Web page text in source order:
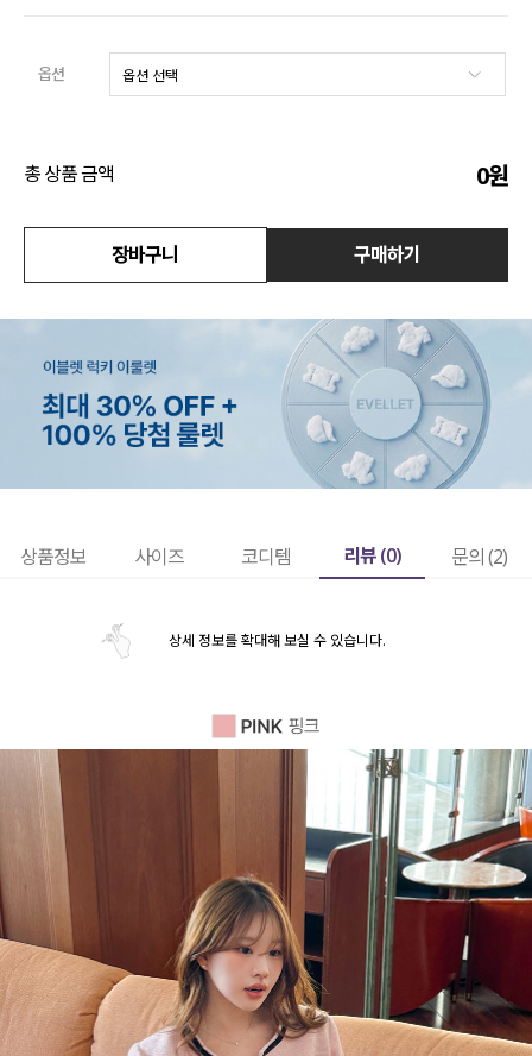
옵션
총 상품 금액 0원
장바구니 구매하기
상품정보 사이즈 코디템 리뷰 (0) 문의 (2)
상세 정보를 확대해 보실 수 있습니다.